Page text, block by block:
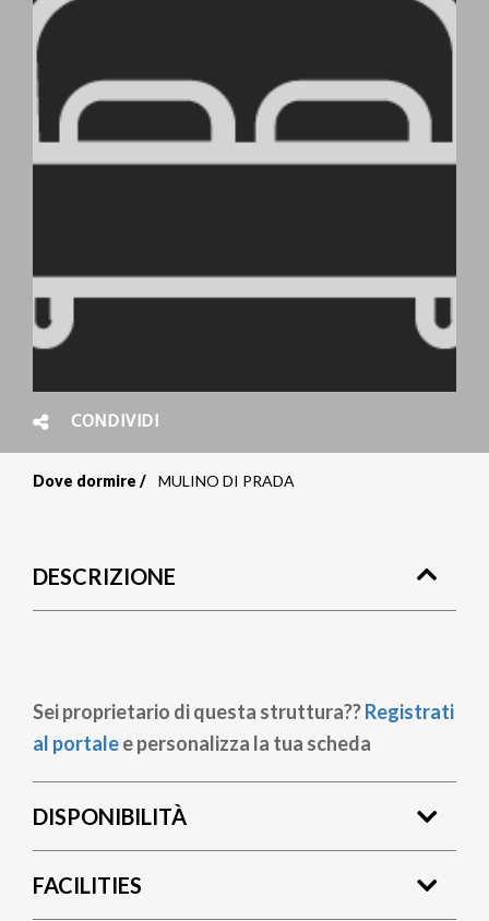
CONDIVIDI
pane
Dove dormire MULINO DI PRADA
DESCRIZIONE
Sei proprietario di questa struttura??Registrati
al portalee personalizza la tua scheda
DISPONIBILITÀ
FACILITIES